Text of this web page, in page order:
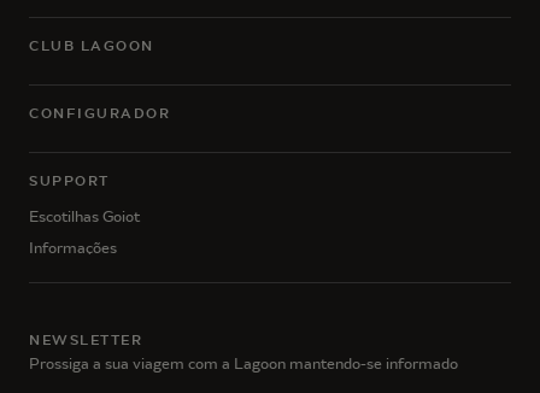
CLUB LAGOON
CONFIGURADOR
SUPPORT
Escotilhas Goiot
Informações
NEWSLETTER
Prossiga a sua viagem com a Lagoon mantendo-se informado